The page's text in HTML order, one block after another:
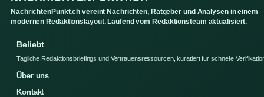
NachrichtenPunkt.ch vereint Nachrichten, Ratgeber und Analysen in einem
modernen Redaktionslayout. Laufend vom Redaktionsteam aktualisiert.
Beliebt
Tagliche Redaktionsbriefings und Vertrauensressourcen, kuratiert fur schnelle
Über uns
Kontakt